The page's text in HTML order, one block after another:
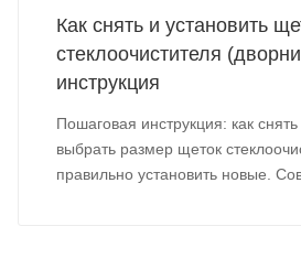
Как снять и установить
стеклоочистителя
инструкция
Пошаговая инструкция: как снять
выбрать размер щеток
правильно установить новые.